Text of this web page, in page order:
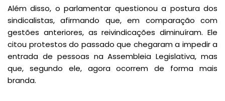
Além disso, o parlamentar questionou a postura dos
sindicalistas, afirmando que, em comparação com
gestões anteriores, as reivindicações diminuíram. Ele
citou protestos do passado que chegaram a impedir a
entrada de pessoas na Assembleia Legislativa, mas
que, segundo ele, agora ocorrem de forma mais
branda.